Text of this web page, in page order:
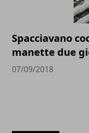
Spacciavano
manette due
07/09/2018